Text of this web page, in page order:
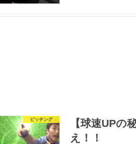
ピッチング
【球速UPの
え！！